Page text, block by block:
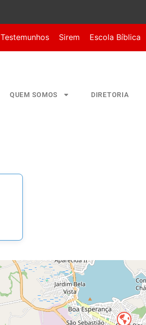
Testemunhos Sirem Escola Bíblica
QUEM SOMOS DIRETORIA